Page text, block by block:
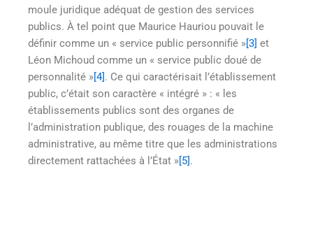
moule juridique adéquat de gestion des services
publics. À tel point que Maurice Hauriou pouvait le
définir comme un « service public personnifié »[3] et
Léon Michoud comme un « service public doué de
personnalité »[4]. Ce qui caractérisait l’établissement
public, c’était son caractère « intégré » : « les
établissements publics sont des organes de
l’administration publique, des rouages de la machine
administrative, au même titre que les administrations
directement rattachées à l’État »[5].